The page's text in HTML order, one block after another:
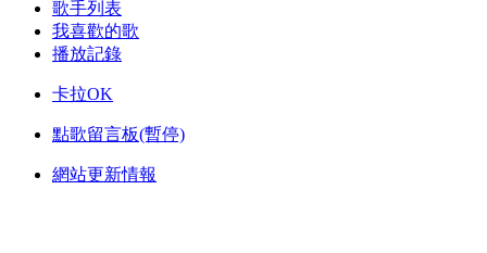
歌手列表
我喜歡的歌
播放記錄
卡拉OK
點歌留言板(暫停)
網站更新情報